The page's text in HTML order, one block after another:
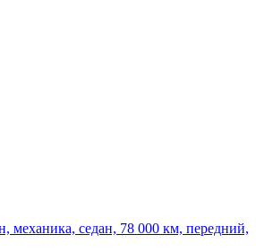
механика, седан, 78 000 км, передний,